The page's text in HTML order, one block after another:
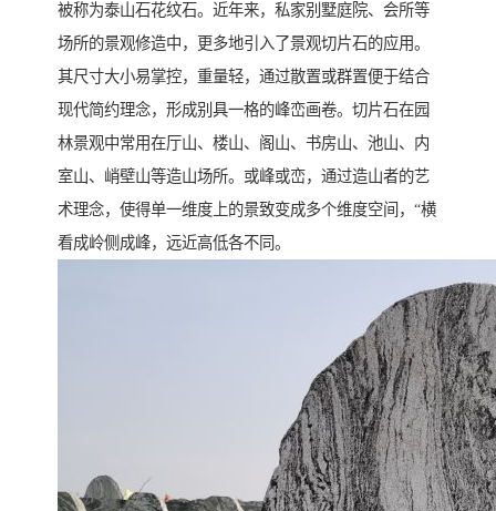
被称为泰山石花纹石。近年来，私家别墅庭院、会所等
场所的景观修造中，更多地引入了景观切片石的应用。
其尺寸大小易掌控，重量轻，通过散置或群置便于结合
现代简约理念，形成别具一格的峰峦画卷。切片石在园
林景观中常用在厅山、楼山、阁山、书房山、池山、内
室山、峭壁山等造山场所。或峰或峦，通过造山者的艺
术理念，使得单一维度上的景致变成多个维度空间，“横
看成岭侧成峰，远近高低各不同。